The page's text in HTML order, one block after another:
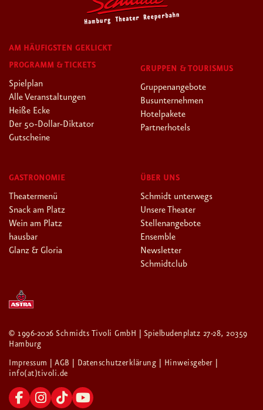
AM HÄUFIGSTEN GEKLICKT
PROGRAMM & TICKETS
Spielplan
Alle Veranstaltungen
Heiße Ecke
Der 50-Dollar-Diktator
Gutscheine
GRUPPEN & TOURISMUS
Gruppenangebote
Busunternehmen
Hotelpakete
Partnerhotels
GASTRONOMIE
Theatermenü
Snack am Platz
Wein am Platz
hausbar
Glanz & Gloria
ÜBER UNS
Schmidt unterwegs
Unsere Theater
Stellenangebote
Ensemble
Newsletter
Schmidtclub
© 1996-2026 Schmidts Tivoli GmbH | Spielbudenplatz 27-28, 20359
Hamburg
Impressum
| AGB | Datenschutzerklärung | Hinweisgeber
info(at)tivoli.de